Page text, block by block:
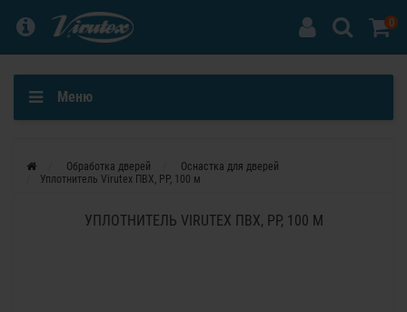
0
Меню
Обработка дверей
Оснастка для дверей
Уплотнитель Virutex ПВХ, PP, 100 м
УПЛОТНИТЕЛЬ VIRUTEX ПВХ, PP, 100 М